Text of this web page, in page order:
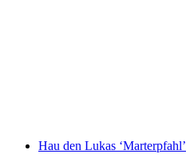
Hau den Lukas ‘Marterpfahl’